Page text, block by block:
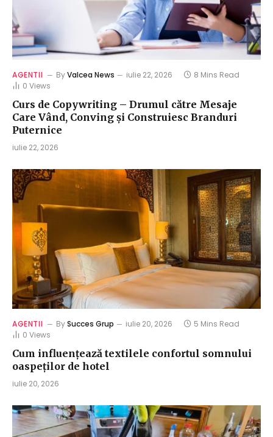
AGENTII ByValcea News iulie 22, 2026
8 Mins Read
0 Views
Curs de Copywriting – Drumul către Mesaje
Care Vând, Conving și Construiesc Branduri
Puternice
iulie 22, 2026
AGENTII BySucces Grup iulie 20, 2026
5 Mins Read
0 Views
Cum influențează textilele confortul somnului
oaspeților de hotel
iulie 20, 2026